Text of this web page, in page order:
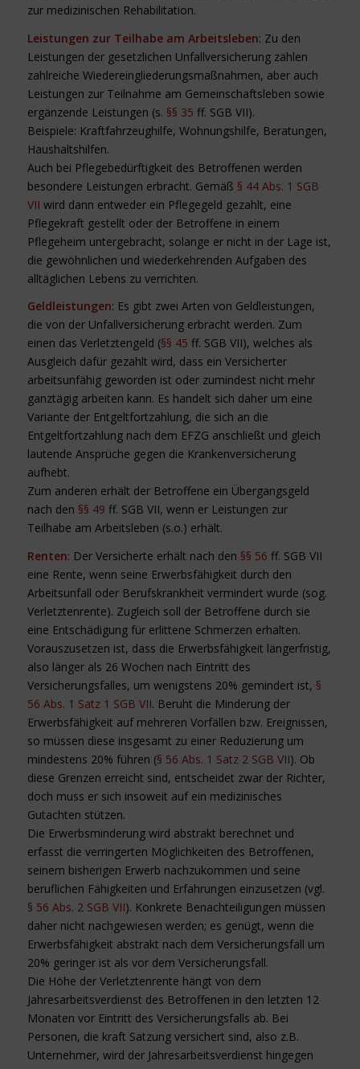
zur medizinischen Rehabilitation.
Leistungen zur Teilhabe am Arbeitsleben: Zu den
Leistungen der gesetzlichen Unfallversicherung zählen
zahlreiche Wiedereingliederungsmaßnahmen, aber auch
Leistungen zur Teilnahme am Gemeinschaftsleben sowie
ergänzende Leistungen (s. §§ 35 ff. SGB VII).
Beispiele: Kraftfahrzeughilfe, Wohnungshilfe, Beratungen,
Haushaltshilfen.
Auch bei Pflegebedürftigkeit des Betroffenen werden
besondere Leistungen erbracht. Gemäß § 44 Abs. 1 SGB
VII wird dann entweder ein Pflegegeld gezahlt, eine
Pflegekraft gestellt oder der Betroffene in einem
Pflegeheim untergebracht, solange er nicht in der Lage ist,
die gewöhnlichen und wiederkehrenden Aufgaben des
alltäglichen Lebens zu verrichten.
Geldleistungen: Es gibt zwei Arten von Geldleistungen,
die von der Unfallversicherung erbracht werden. Zum
einen das Verletztengeld (§§ 45 ff. SGB VII), welches als
Ausgleich dafür gezahlt wird, dass ein Versicherter
arbeitsunfähig geworden ist oder zumindest nicht mehr
ganztägig arbeiten kann. Es handelt sich daher um eine
Variante der Entgeltfortzahlung, die sich an die
Entgeltfortzahlung nach dem EFZG anschließt und gleich
lautende Ansprüche gegen die Krankenversicherung
aufhebt.
Zum anderen erhält der Betroffene ein Übergangsgeld
nach den §§ 49 ff. SGB VII, wenn er Leistungen zur
Teilhabe am Arbeitsleben (s.o.) erhält.
Renten: Der Versicherte erhält nach den §§ 56 ff. SGB VII
eine Rente, wenn seine Erwerbsfähigkeit durch den
Arbeitsunfall oder Berufskrankheit vermindert wurde (sog.
Verletztenrente). Zugleich soll der Betroffene durch sie
eine Entschädigung für erlittene Schmerzen erhalten.
Vorauszusetzen ist, dass die Erwerbsfähigkeit längerfristig,
also länger als 26 Wochen nach Eintritt des
Versicherungsfalles, um wenigstens 20% gemindert ist, §
56 Abs. 1 Satz 1 SGB VII. Beruht die Minderung der
Erwerbsfähigkeit auf mehreren Vorfällen bzw. Ereignissen,
so müssen diese insgesamt zu einer Reduzierung um
mindestens 20% führen (§ 56 Abs. 1 Satz 2 SGB VII). Ob
diese Grenzen erreicht sind, entscheidet zwar der Richter,
doch muss er sich insoweit auf ein medizinisches
Gutachten stützen.
Die Erwerbsminderung wird abstrakt berechnet und
erfasst die verringerten Möglichkeiten des Betroffenen,
seinem bisherigen Erwerb nachzukommen und seine
beruflichen Fähigkeiten und Erfahrungen einzusetzen (vgl.
§ 56 Abs. 2 SGB VII). Konkrete Benachteiligungen müssen
daher nicht nachgewiesen werden; es genügt, wenn die
Erwerbsfähigkeit abstrakt nach dem Versicherungsfall um
20% geringer ist als vor dem Versicherungsfall.
Die Höhe der Verletztenrente hängt von dem
Jahresarbeitsverdienst des Betroffenen in den letzten 12
Monaten vor Eintritt des Versicherungsfalls ab. Bei
Personen, die kraft Satzung versichert sind, also z.B.
Unternehmer, wird der Jahresarbeitsverdienst hingegen